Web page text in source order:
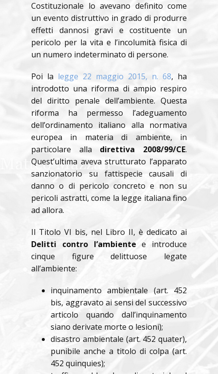
Costituzionale lo avevano definito come
un evento distruttivo in grado di produrre
effetti dannosi gravi e costituente un
pericolo per la vita e l’incolumità fisica di
un numero indeterminato di persone.
Poi la legge 22 maggio 2015, n. 68, ha
introdotto una riforma di ampio respiro
del diritto penale dell’ambiente. Questa
riforma ha permesso l’adeguamento
dell’ordinamento italiano alla normativa
europea in materia di ambiente, in
particolare alla direttiva 2008/99/CE.
Quest’ultima aveva strutturato l’apparato
sanzionatorio su fattispecie causali di
danno o di pericolo concreto e non su
pericoli astratti, come la legge italiana fino
ad allora.
Il Titolo VI bis, nel Libro II, è dedicato ai
Delitti contro l’ambiente e introduce
cinque figure delittuose legate
all’ambiente:
inquinamento ambientale (art. 452
bis, aggravato ai sensi del successivo
articolo quando dall’inquinamento
siano derivate morte o lesioni);
disastro ambientale (art. 452 quater),
punibile anche a titolo di colpa (art.
452 quinquies);